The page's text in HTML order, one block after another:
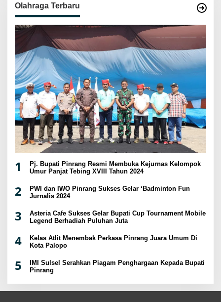
Olahraga Terbaru
1
Pj. Bupati Pinrang Resmi Membuka Kejurnas Kelompok
Umur Panjat Tebing XVIII Tahun 2024
2
PWI dan IWO Pinrang Sukses Gelar ‘Badminton Fun
Jurnalis 2024
3
Asteria Cafe Sukses Gelar Bupati Cup Tournament Mobile
Legend Berhadiah Puluhan Juta
4
Kelas Atlit Menembak Perkasa Pinrang Juara Umum Di
Kota Palopo
5
IMI Sulsel Serahkan Piagam Penghargaan Kepada Bupati
Pinrang